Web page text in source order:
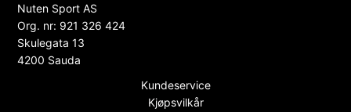
Nuten Sport AS
Org. nr: 921 326 424
Skulegata 13
4200 Sauda
Kundeservice
Kjøpsvilkår